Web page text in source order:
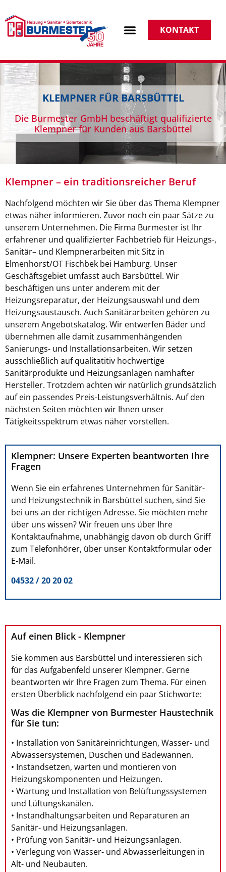
KONTAKT
KLEMPNER FÜR BARSBÜTTEL
Die Burmester GmbH beschäftigt qualifizierte
Klempner für Kunden aus Barsbüttel
Klempner – ein traditionsreicher Beruf
Nachfolgend möchten wir Sie über das Thema Klempner
etwas näher informieren. Zuvor noch ein paar Sätze zu
unserem Unternehmen. Die Firma Burmester ist Ihr
erfahrener und qualifizierter Fachbetrieb für Heizungs-,
Sanitär– und Klempnerarbeiten mit Sitz in
Elmenhorst/OT Fischbek bei Hamburg. Unser
Geschäftsgebiet umfasst auch Barsbüttel. Wir
beschäftigen uns unter anderem mit der
Heizungsreparatur, der Heizungsauswahl und dem
Heizungsaustausch. Auch Sanitärarbeiten gehören zu
unserem Angebotskatalog. Wir entwerfen Bäder und
übernehmen alle damit zusammenhängenden
Sanierungs- und Installationsarbeiten. Wir setzen
ausschließlich auf qualitatitiv hochwertige
Sanitärprodukte und Heizungsanlagen namhafter
Hersteller. Trotzdem achten wir natürlich grundsätzlich
auf ein passendes Preis-Leistungsverhältnis. Auf den
nächsten Seiten möchten wir Ihnen unser
Tätigkeitsspektrum etwas näher vorstellen.
Klempner: Unsere Experten beantworten Ihre
Fragen
Wenn Sie ein erfahrenes Unternehmen für Sanitär-
und Heizungstechnik in Barsbüttel suchen, sind Sie
bei uns an der richtigen Adresse. Sie möchten mehr
über uns wissen? Wir freuen uns über Ihre
Kontaktaufnahme, unabhängig davon ob durch Griff
zum Telefonhörer, über unser Kontaktformular oder
E-Mail.
04532 / 20 20 02
Auf einen Blick - Klempner
Sie kommen aus Barsbüttel und interessieren sich
für das Aufgabenfeld unserer Klempner. Gerne
beantworten wir Ihre Fragen zum Thema. Für einen
ersten Überblick nachfolgend ein paar Stichworte:
Was die Klempner von Burmester Haustechnik
für Sie tun:
• Installation von Sanitäreinrichtungen, Wasser- und
Abwassersystemen, Duschen und Badewannen.
• Instandsetzen, warten und montieren von
Heizungskomponenten und Heizungen.
• Wartung und Installation von Belüftungssystemen
und Lüftungskanälen.
• Instandhaltungsarbeiten und Reparaturen an
Sanitär- und Heizungsanlagen.
• Prüfung von Sanitär- und Heizungsanlagen.
• Verlegung von Wasser- und Abwasserleitungen in
Alt- und Neubauten.